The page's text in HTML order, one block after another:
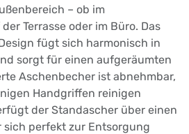
– ob im
Terrasse oder im Büro. Das
fügt sich harmonisch in
sorgt für einen aufgeräumten
Aschenbecher ist abnehmbar,
Handgriffen reinigen
der Standascher über einen
sich perfekt zur Entsorgung